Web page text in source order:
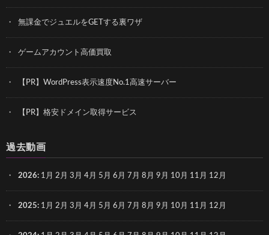
無課金でジュエルをGETする裏ワザ
ゲームアカウント高価買取
【PR】WordPress表示速度No.1高速サーバー
【PR】格安ドメイン取得サービス
過去動画
2026: 1月 2月 3月 4月 5月 6月 7月 8月 9月 10月 11月 12月
2025: 1月 2月 3月 4月 5月 6月 7月 8月 9月 10月 11月 12月